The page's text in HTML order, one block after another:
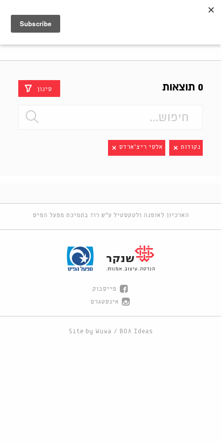
0 תוצאות סינון
נקודות אלסי ריצ'ארדס
הארכיון לאופנה ולטקסטיל ע"ש רוז בתמיכת מפעל הפיס
פייסבוק
אינסטגרם
Site by Wuwa / BOA Ideas